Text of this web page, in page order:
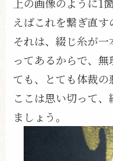
えばこれを繋ぎ直す
それは、綴じ糸が
ってあるからで、
ても、とても体裁の
ここは思い切って
ましょう。